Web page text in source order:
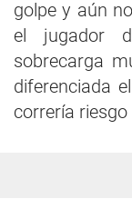
golpe y aún
el jugador
sobrecarga
diferenciada
correría